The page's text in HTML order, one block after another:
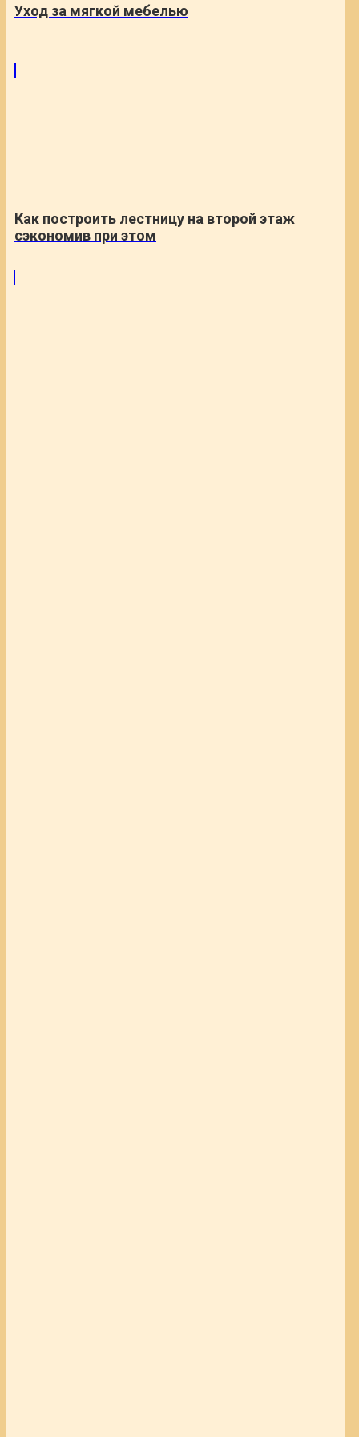
Уход за мягкой мебелью
Как построить лестницу на второй этаж
сэкономив при этом